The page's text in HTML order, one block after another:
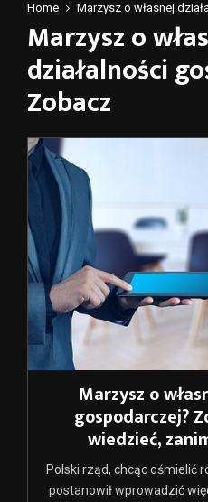
Home Marzysz o własnej
Marzysz o
działalności
Zobacz
Marzysz o
gospodarczej?
wiedzieć,
Polski rząd, chcąc ośmielić
postanowił wprowadzić